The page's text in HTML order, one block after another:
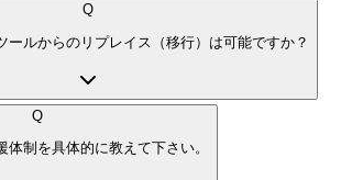
Q
ールからのリプレイス（移行）は可能ですか？
Q
体制を具体的に教えて下さい。